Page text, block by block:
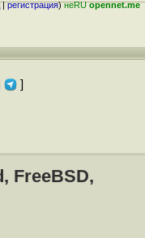
|регистрация)неRUopennet.me
]
FreeBSD,